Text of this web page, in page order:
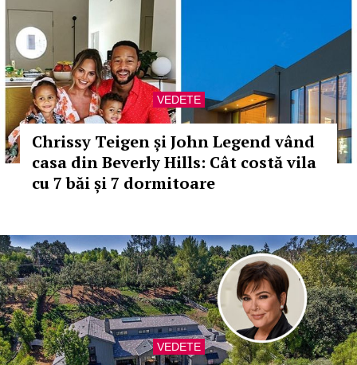
VEDETE
Chrissy Teigen și John Legend vând
casa din Beverly Hills: Cât costă vila
cu 7 băi și 7 dormitoare
VEDETE